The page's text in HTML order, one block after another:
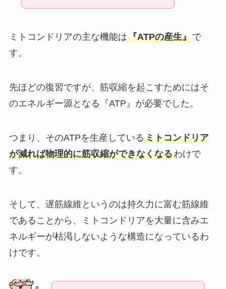
ミトコンドリアの主な機能は『ATPの産生』で
す。
先ほどの復習ですが、筋収縮を起こすためにはそ
のエネルギー源となる『ATP』が必要でした。
つまり、そのATPを生産しているミトコンドリア
が減れば物理的に筋収縮ができなくなるわけで
す。
そして、遅筋線維というのは持久力に富む筋線維
であることから、ミトコンドリアを大量に含みエ
ネルギーが枯渇しないような構造になっているわ
けです。